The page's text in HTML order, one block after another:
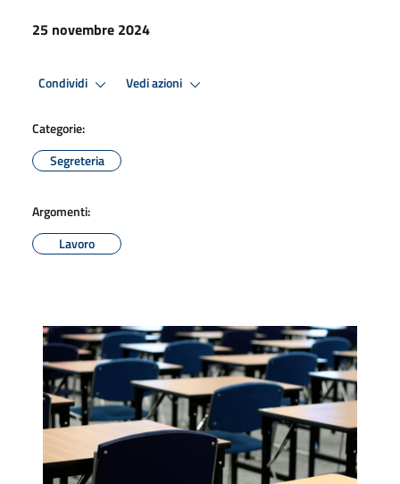
25 novembre 2024
Condividi Vedi azioni
Categorie:
Segreteria
Argomenti:
Lavoro